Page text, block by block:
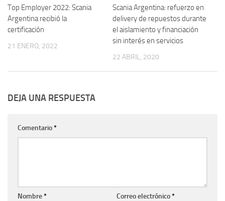
Top Employer 2022: Scania
Argentina recibió la
certificación
21 ENERO, 2022
Scania Argentina: refuerzo en
delivery de repuestos durante
el aislamiento y financiación
sin interés en servicios
22 ABRIL, 2020
DEJA UNA RESPUESTA
Comentario*
Nombre* Correo electrónico*